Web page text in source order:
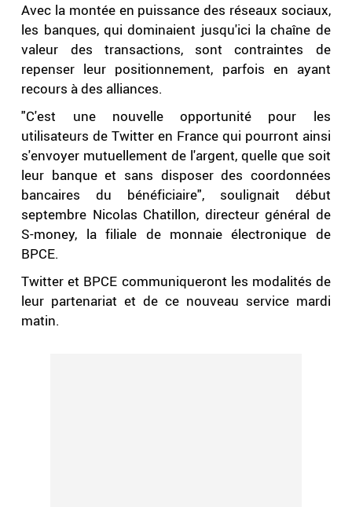
Avec la montée en puissance des réseaux sociaux,
les banques, qui dominaient jusqu'ici la chaîne de
valeur des transactions, sont contraintes de
repenser leur positionnement, parfois en ayant
recours à des alliances.
"C'est une nouvelle opportunité pour les
utilisateurs de Twitter en France qui pourront ainsi
s'envoyer mutuellement de l'argent, quelle que soit
leur banque et sans disposer des coordonnées
bancaires du bénéficiaire", soulignait début
septembre Nicolas Chatillon, directeur général de
S-money, la filiale de monnaie électronique de
BPCE.
Twitter et BPCE communiqueront les modalités de
leur partenariat et de ce nouveau service mardi
matin.